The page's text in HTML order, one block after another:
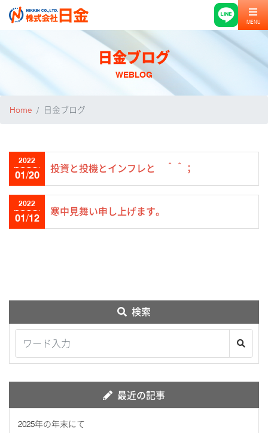
MENU
日金ブログ
WEBLOG
Home 日金ブログ
2022
01/20
投資と投機とインフレと ＾＾；
2022
01/12
寒中見舞い申し上げます。
検索
最近の記事
2025年の年末にて